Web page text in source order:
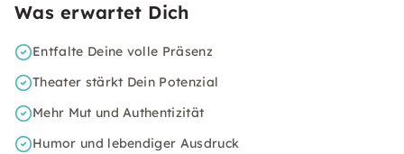
Was erwartet Dich
Entfalte Deine volle Präsenz
Theater stärkt Dein Potenzial
Mehr Mut und Authentizität
Humor und lebendiger Ausdruck